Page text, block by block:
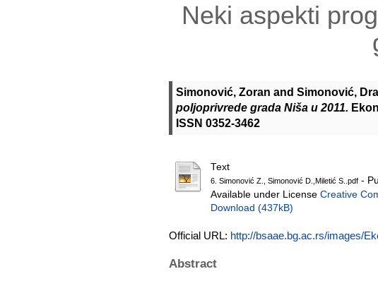
Neki aspekti
Simonović, Zoran and Simonović,
poljoprivrede grada Niša u 2011.
ISSN 0352-3462
Text
6. Simonović Z., Simonović D.,Miletić S..pdf -
Available under License Creative
Download (437kB)
Official URL: http://bsaae.bg.ac.rs/images/
Abstract